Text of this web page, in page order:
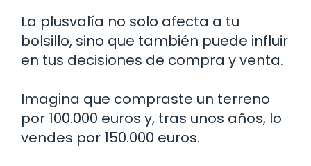
La plusvalía no solo afecta a tu
bolsillo, sino que también puede influir
en tus decisiones de compra y venta.
Imagina que compraste un terreno
por 100.000 euros y, tras unos años, lo
vendes por 150.000 euros.